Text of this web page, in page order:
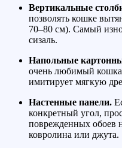
Вертикальные
позволять кошке
70–80 см). Самый
сизаль.
Напольные
очень любимый
имитирует мягкую
Настенные панели.
конкретный угол,
поврежденных обоев
ковролина или джута.